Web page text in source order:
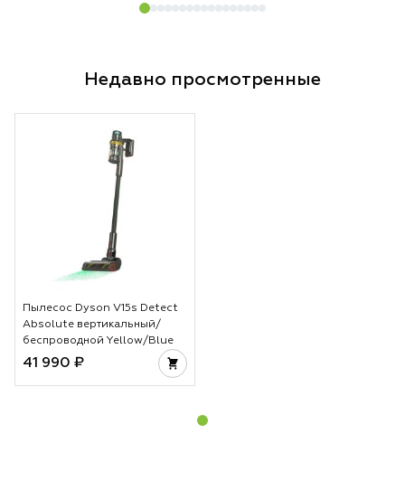
Недавно просмотренные
Пылесос Dyson V15s Detect
Absolute вертикальный/
беспроводной Yellow/Blue
41 990 ₽